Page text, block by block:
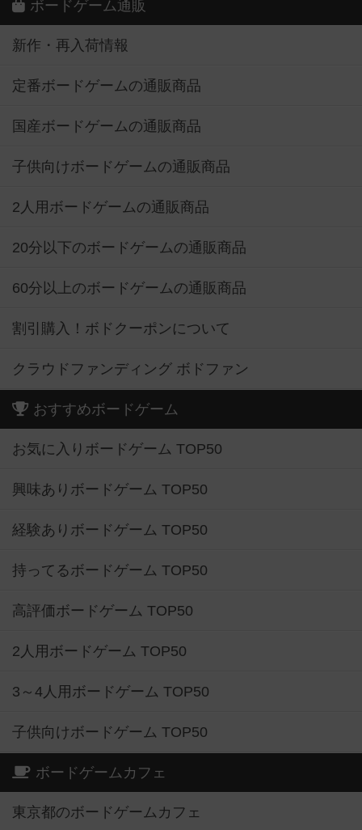
ボードゲーム通販
新作・再入荷情報
定番ボードゲームの通販商品
国産ボードゲームの通販商品
子供向けボードゲームの通販商品
2人用ボードゲームの通販商品
20分以下のボードゲームの通販商品
60分以上のボードゲームの通販商品
割引購入！ボドクーポンについて
クラウドファンディング ボドファン
おすすめボードゲーム
お気に入りボードゲーム TOP50
興味ありボードゲーム TOP50
経験ありボードゲーム TOP50
持ってるボードゲーム TOP50
高評価ボードゲーム TOP50
2人用ボードゲーム TOP50
3～4人用ボードゲーム TOP50
子供向けボードゲーム TOP50
ボードゲームカフェ
東京都のボードゲームカフェ